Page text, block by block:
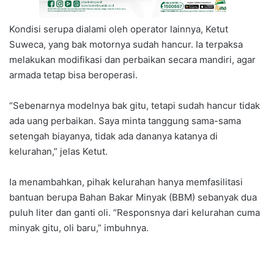
Kondisi serupa dialami oleh operator lainnya, Ketut
Suweca, yang bak motornya sudah hancur. Ia terpaksa
melakukan modifikasi dan perbaikan secara mandiri, agar
armada tetap bisa beroperasi.
“Sebenarnya modelnya bak gitu, tetapi sudah hancur tidak
ada uang perbaikan. Saya minta tanggung sama-sama
setengah biayanya, tidak ada dananya katanya di
kelurahan,” jelas Ketut.
Ia menambahkan, pihak kelurahan hanya memfasilitasi
bantuan berupa Bahan Bakar Minyak (BBM) sebanyak dua
puluh liter dan ganti oli. “Responsnya dari kelurahan cuma
minyak gitu, oli baru,” imbuhnya.